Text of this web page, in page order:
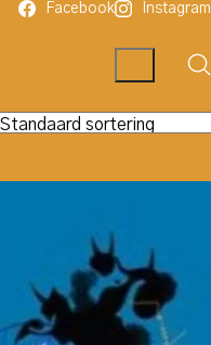
Facebook Instagram